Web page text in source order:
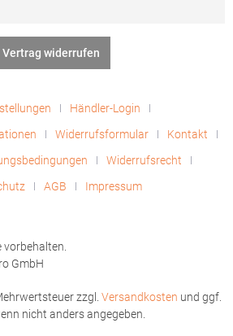
Vertrag widerrufen
Händler-Login
Widerrufsformular
Kontakt
Widerrufsrecht
AGB Impressum
GmbH
zzgl. Versandkosten und ggf.
nicht anders angegeben.